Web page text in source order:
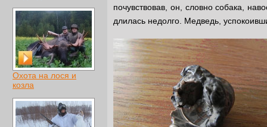
Охота на лося и
козла
почувствовав, он, словно собака,
длилась недолго. Медведь,